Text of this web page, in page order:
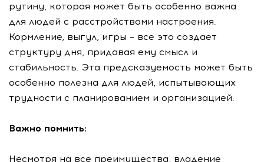
рутину, которая может быть особенно важна
для людей с расстройствами настроения.
Кормление, выгул, игры – все это создает
структуру дня, придавая ему смысл и
стабильность. Эта предсказуемость может быть
особенно полезна для людей, испытывающих
трудности с планированием и организацией.
Важно помнить:
Несмотря на все преимущества, владение